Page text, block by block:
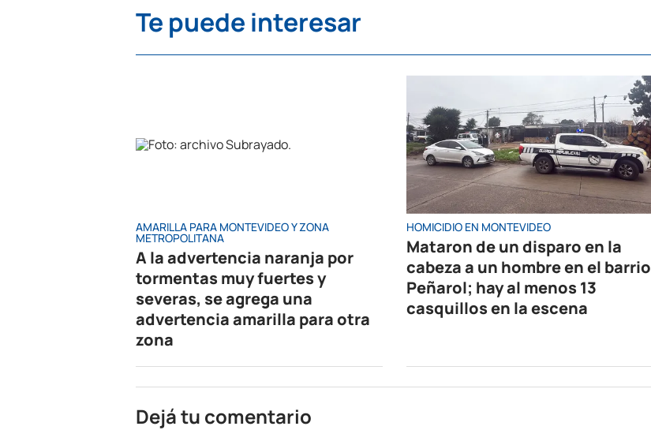
Te puede interesar
AMARILLA PARA MONTEVIDEO Y ZONA
METROPOLITANA
A la advertencia naranja por
tormentas muy fuertes y
severas, se agrega una
advertencia amarilla para otra
zona
HOMICIDIO EN MONTEVIDEO
Mataron de un disparo en la
cabeza a un hombre en el barrio
Peñarol; hay al menos 13
casquillos en la escena
Dejá tu comentario